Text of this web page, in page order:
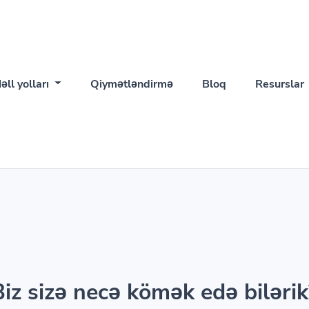
yolları Qiymətləndirmə Bloq Resurslar
sizə necə kömək edə